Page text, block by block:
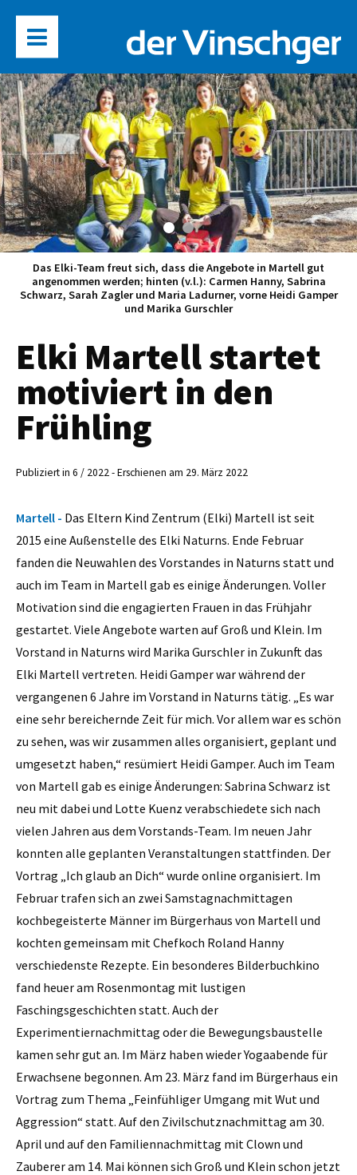
Das Elki-Team freut sich, dass die Angebote in Martell gut
angenommen werden; hinten (v.l.): Carmen Hanny, Sabrina
Schwarz, Sarah Zagler und Maria Ladurner, vorne Heidi Gamper
und Marika Gurschler
Elki Martell startet
motiviert in den
Frühling
Publiziert in 6 / 2022 - Erschienen am 29. März 2022
Martell - Das Eltern Kind Zentrum (Elki) Martell ist seit
2015 eine Außenstelle des Elki Naturns. Ende Februar
fanden die Neuwahlen des Vorstandes in Naturns statt und
auch im Team in Martell gab es einige Änderungen. Voller
Motivation sind die engagierten Frauen in das Frühjahr
gestartet. Viele Angebote warten auf Groß und Klein. Im
Vorstand in Naturns wird Marika Gurschler in Zukunft das
Elki Martell vertreten. Heidi Gamper war während der
vergangenen 6 Jahre im Vorstand in Naturns tätig. „Es war
eine sehr bereichernde Zeit für mich. Vor allem war es schön
zu sehen, was wir zusammen alles organisiert, geplant und
umgesetzt haben,“ resümiert Heidi Gamper. Auch im Team
von Martell gab es einige Änderungen: Sabrina Schwarz ist
neu mit dabei und Lotte Kuenz verabschiedete sich nach
vielen Jahren aus dem Vorstands-Team. Im neuen Jahr
konnten alle geplanten Veranstaltungen stattfinden. Der
Vortrag „Ich glaub an Dich“ wurde online organisiert. Im
Februar trafen sich an zwei Samstagnachmittagen
kochbegeisterte Männer im Bürgerhaus von Martell und
kochten gemeinsam mit Chefkoch Roland Hanny
verschiedenste Rezepte. Ein besonderes Bilderbuchkino
fand heuer am Rosenmontag mit lustigen
Faschingsgeschichten statt. Auch der
Experimentiernachmittag oder die Bewegungsbaustelle
kamen sehr gut an. Im März haben wieder Yogaabende für
Erwachsene begonnen. Am 23. März fand im Bürgerhaus ein
Vortrag zum Thema „Feinfühliger Umgang mit Wut und
Aggression“ statt. Auf den Zivilschutznachmittag am 30.
April und auf den Familiennachmittag mit Clown und
Zauberer am 14. Mai können sich Groß und Klein schon jetzt